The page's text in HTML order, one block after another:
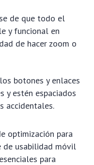
de que todo el
y funcional en
de hacer zoom o
botones y enlaces
y estén espaciados
accidentales.
optimización para
de usabilidad móvil
para